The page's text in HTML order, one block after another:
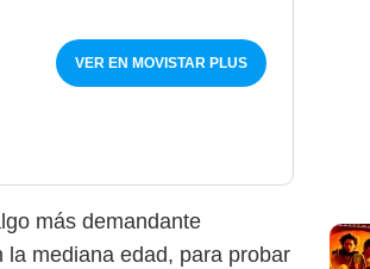
VER EN MOVISTAR PLUS
más demandante
mediana edad, para probar